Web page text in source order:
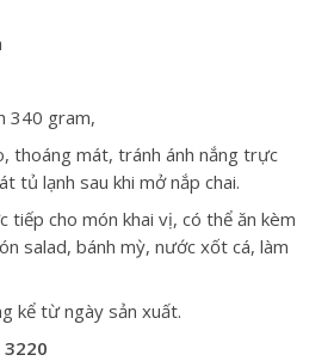
340 gram,
thoáng mát, tránh ánh nắng trực
tủ lạnh sau khi mở nắp chai.
tiếp cho món khai vị, có thể ăn kèm
salad, bánh mỳ, nước xốt cá, làm
kể từ ngày sản xuất.
3220